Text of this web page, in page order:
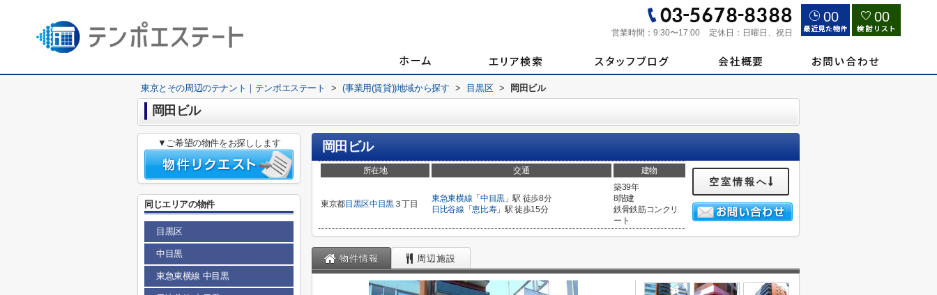
営業時間： 9:30〜17:00 定休日： 日曜日、祝日
00 00
東京とその周辺のテナント｜テンポエステート > (事業用(賃貸))地域から探す > 目黒区 > 岡田ビル
岡田ビル
岡田ビル
所在地 交通 建物
東京都目黒区中目黒３丁目
東急東横線 「 中目黒」駅 徒歩8分
日比谷線 「恵比寿」駅 徒歩15分
築39年
8階建
鉄骨鉄筋コンクリ
ート
空室情報へ
物件情報 周辺施設
▼ご希望の物件をお探しします
同じエリアの物件
目黒区
中目黒
東急東横線 中目黒